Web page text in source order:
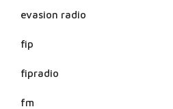
evasion radio
fip
fipradio
fm